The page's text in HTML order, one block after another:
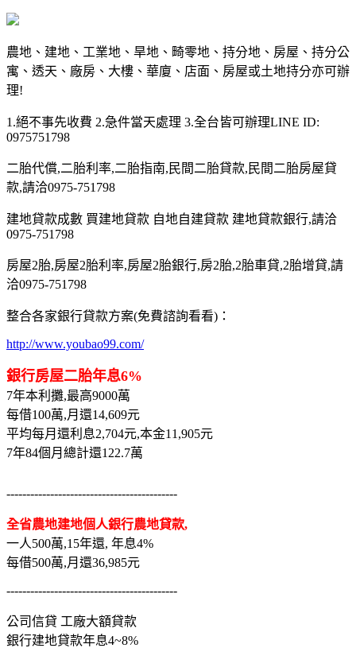
農地、建地、工業地、旱地、畸零地、持分地、房屋、持分公
寓、透天、廠房、大樓、華廈、店面、房屋或土地持分亦可辦
理!
1.絕不事先收費 2.急件當天處理 3.全台皆可辦理LINE ID:
0975751798
二胎代償,二胎利率,二胎指南,民間二胎貸款,民間二胎房屋貸
款,請洽0975-751798
建地貸款成數 買建地貸款 自地自建貸款 建地貸款銀行,請洽
0975-751798
房屋2胎,房屋2胎利率,房屋2胎銀行,房2胎,2胎車貸,2胎增貸,請
洽0975-751798
整合各家銀行貸款方案(免費諮詢看看)：
http://www.youbao99.com/
銀行房屋二胎年息6%
7年本利攤,最高9000萬
每借100萬,月還14,609元
平均每月還利息2,704元,本金11,905元
7年84個月總計還122.7萬
-------------------------------------------
全省農地建地個人銀行農地貸款,
一人500萬,15年還, 年息4%
每借500萬,月還36,985元
-------------------------------------------
公司信貸 工廠大額貸款
銀行建地貸款年息4~8%